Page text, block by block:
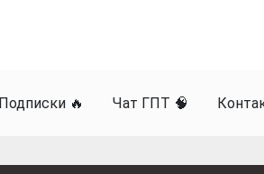
Подписки 🔥 Чат ГПТ 🧠